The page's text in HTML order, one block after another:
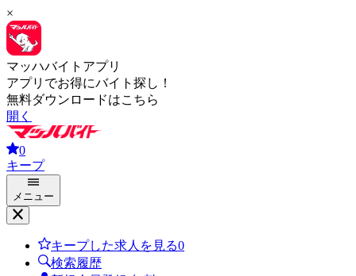
×
マッハバイトアプリ
アプリでお得にバイト探し！
無料ダウンロードはこちら
開く
0
キープ
メニュー
キープした求人を見る0
検索履歴